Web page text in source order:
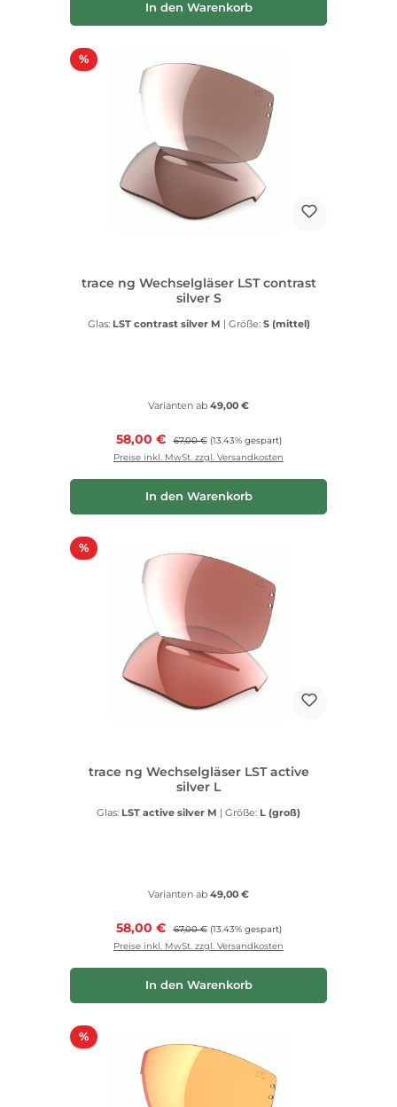
In den Warenkorb
%Rabatt
trace ng Wechselgläser LST contrast
silver S
Glas: LST contrast silver M | Größe: S (mittel)
Varianten ab 49,00 €
Verkaufspreis:
58,00 € Regulärer Preis:
67,00 € (13.43% gespart)
Preise inkl. MwSt. zzgl. Versandkosten
In den Warenkorb
%Rabatt
trace ng Wechselgläser LST active
silver L
Glas: LST active silver M | Größe: L (groß)
Varianten ab 49,00 €
Verkaufspreis:
58,00 € Regulärer Preis:
67,00 € (13.43% gespart)
Preise inkl. MwSt. zzgl. Versandkosten
In den Warenkorb
%Rabatt